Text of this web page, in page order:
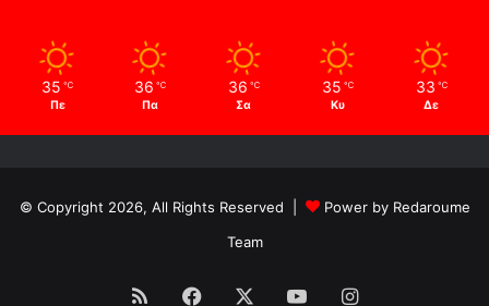
35 ℃
Πε
36 ℃
Πα
36 ℃
Σα
35 ℃
Κυ
33 ℃
Δε
© Copyright 2026, All Rights Reserved |
Power by Redaroume
Team
RSS Facebook YouTubeInstagram